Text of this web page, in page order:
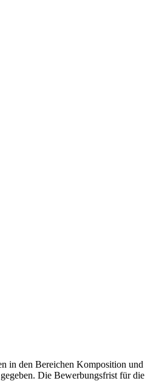
in den Bereichen Komposition und
Die Bewerbungsfrist für die